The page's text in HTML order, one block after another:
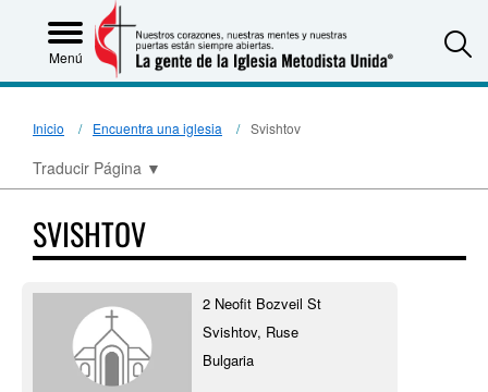
Menú
Inicio Encuentra una iglesia Svishtov
Traducir Página ▼
SVISHTOV
2 Neofit Bozveil St
Svishtov, Ruse
Bulgaria